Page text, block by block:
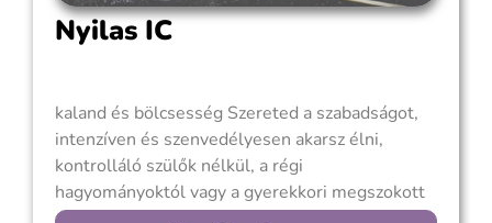
Nyilas IC
kaland és bölcsesség Szereted a szabadságot,
intenzíven és szenvedélyesen akarsz élni,
kontrolláló szülők nélkül, a régi
hagyományoktól vagy a gyerekkori megszokott